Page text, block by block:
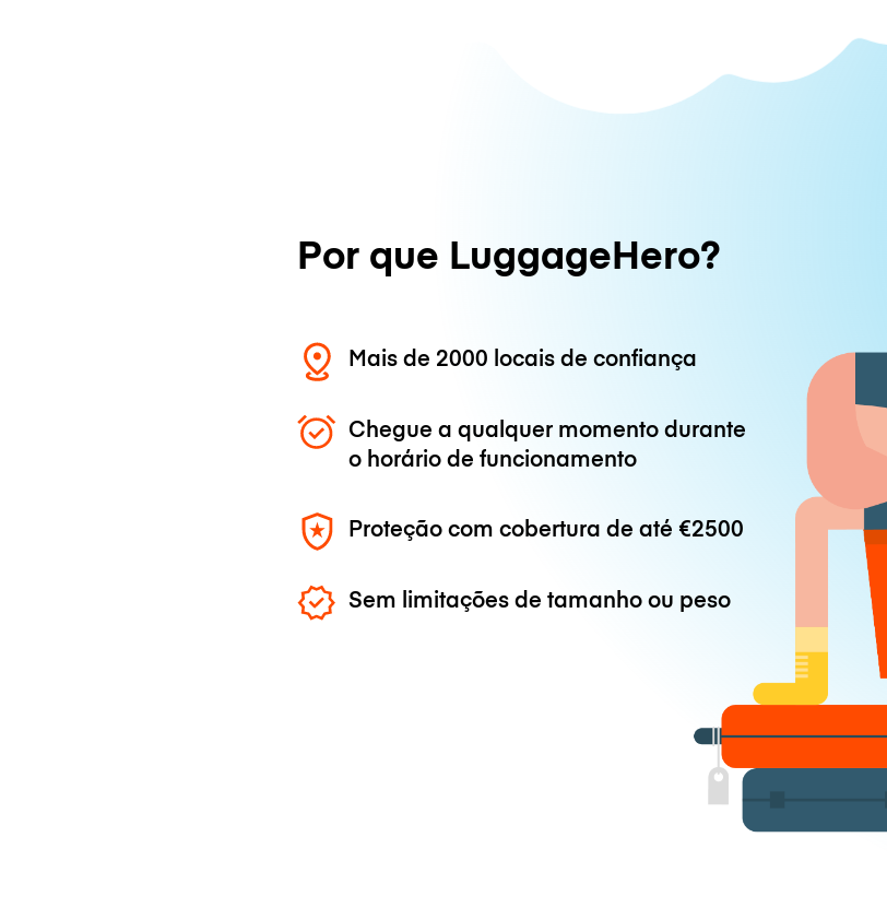
Por que LuggageHero?
Mais de 2000 locais de confiança
Chegue a qualquer momento durante
o horário de funcionamento
Proteção com cobertura de até €2500
Sem limitações de tamanho ou peso